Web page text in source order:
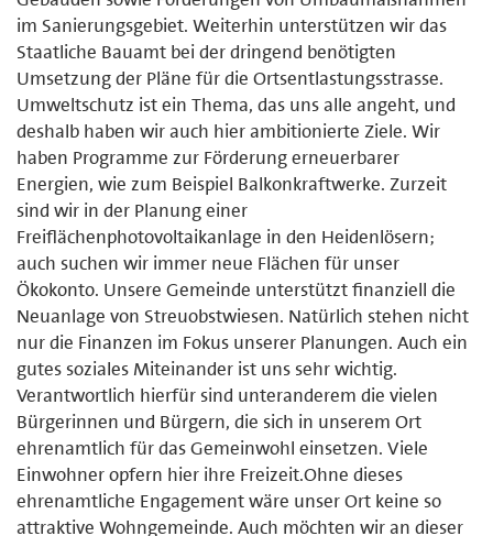
im Sanierungsgebiet. Weiterhin unterstützen wir das
Staatliche Bauamt bei der dringend benötigten
Umsetzung der Pläne für die Ortsentlastungsstrasse.
Umweltschutz ist ein Thema, das uns alle angeht, und
deshalb haben wir auch hier ambitionierte Ziele. Wir
haben Programme zur Förderung erneuerbarer
Energien, wie zum Beispiel Balkonkraftwerke. Zurzeit
sind wir in der Planung einer
Freiflächenphotovoltaikanlage in den Heidenlösern;
auch suchen wir immer neue Flächen für unser
Ökokonto. Unsere Gemeinde unterstützt finanziell die
Neuanlage von Streuobstwiesen. Natürlich stehen nicht
nur die Finanzen im Fokus unserer Planungen. Auch ein
gutes soziales Miteinander ist uns sehr wichtig.
Verantwortlich hierfür sind unteranderem die vielen
Bürgerinnen und Bürgern, die sich in unserem Ort
ehrenamtlich für das Gemeinwohl einsetzen. Viele
Einwohner opfern hier ihre Freizeit.Ohne dieses
ehrenamtliche Engagement wäre unser Ort keine so
attraktive Wohngemeinde. Auch möchten wir an dieser